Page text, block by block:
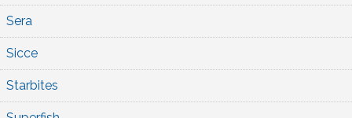
Sera
Sicce
Starbites